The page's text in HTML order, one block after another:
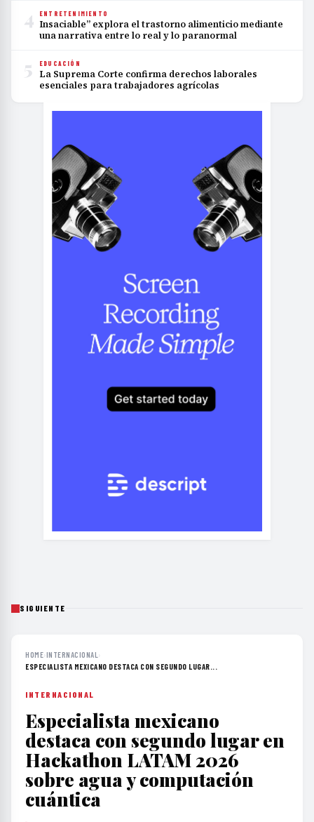
4 ENTRETENIMIENTO
Insaciable” explora el trastorno alimenticio mediante
una narrativa entre lo real y lo paranormal
5 EDUCACIÓN
La Suprema Corte confirma derechos laborales
esenciales para trabajadores agrícolas
SIGUIENTE
HOME›INTERNACIONAL ›
ESPECIALISTA MEXICANO DESTACA CON SEGUNDO LUGAR...
INTERNACIONAL
Especialista mexicano
destaca con segundo lugar en
Hackathon LATAM 2026
sobre agua y computación
cuántica